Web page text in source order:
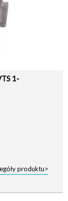
1-
produktu>